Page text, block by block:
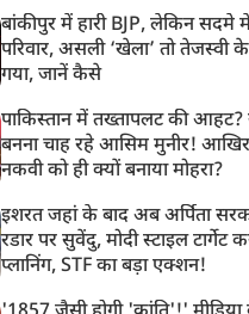
बांकीपुर में हारी BJP, लेकिन सदमे
परिवार, असली ‘खेला’ तो तेजस्वी
गया, जानें कैसे
पाकिस्तान में तख्तापलट की आहट?
बनना चाह रहे आसिम मुनीर!
नकवी को ही क्यों बनाया मोहरा?
इशरत जहां के बाद अब अर्पिता
रडार पर सुवेंदु, मोदी स्टाइल टार्गेट
प्लानिंग, STF का बड़ा एक्शन!